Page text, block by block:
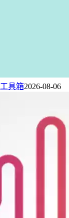
具箱2026-08-06